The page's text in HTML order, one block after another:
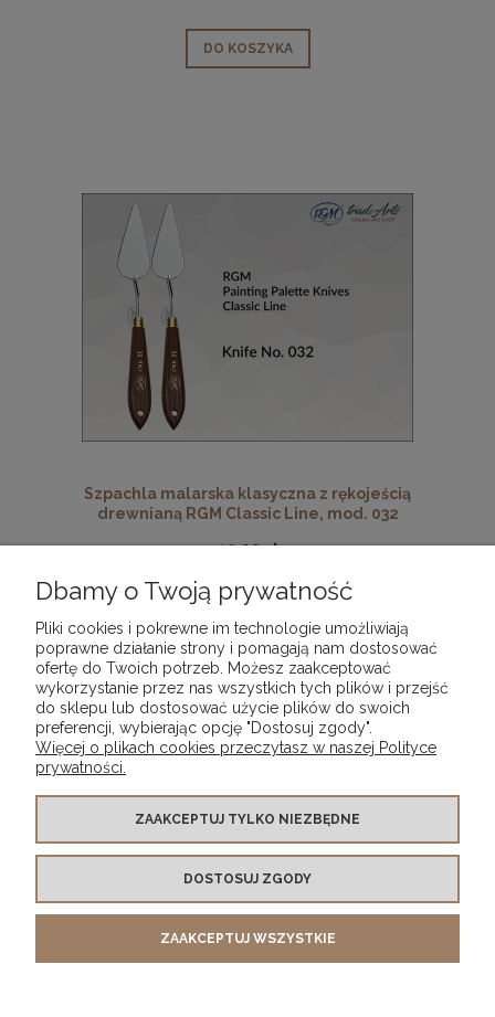
DO KOSZYKA
Szpachla malarska klasyczna z rękojeścią
drewnianą RGM Classic Line, mod. 032
12,90 zł
« 1 2 3 »
WARUNKI ZAKUPÓW
MOJE KONTO
INFORMACJE O SKLEPIE
Dbamy o Twoją prywatność
Pliki cookies i pokrewne im technologie umożliwiają
poprawne działanie strony i pomagają nam dostosować
ofertę do Twoich potrzeb. Możesz zaakceptować
wykorzystanie przez nas wszystkich tych plików i przejść
do sklepu lub dostosować użycie plików do swoich
preferencji, wybierając opcję "Dostosuj zgody".
Więcej o plikach cookies przeczytasz w naszej Polityce
prywatności.
ZAAKCEPTUJ TYLKO NIEZBĘDNE
DOSTOSUJ ZGODY
ZAAKCEPTUJ WSZYSTKIE